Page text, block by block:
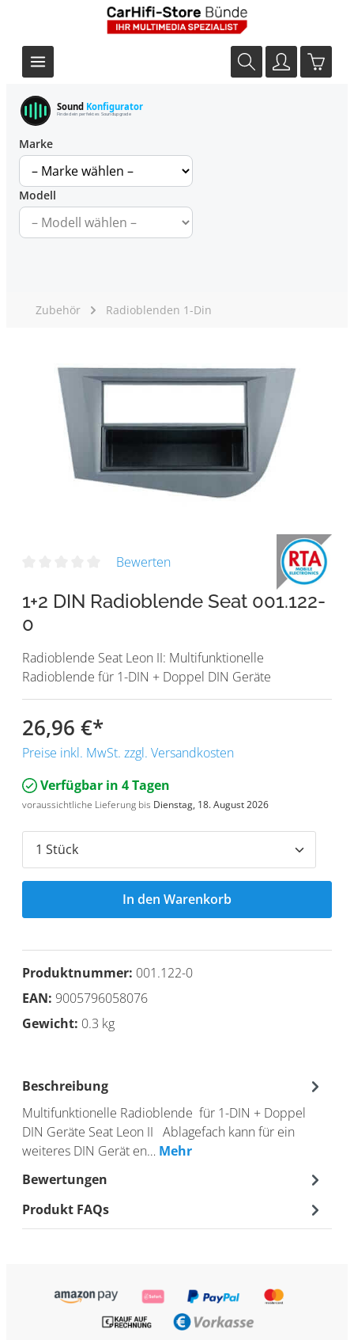
Sound Konfigurator
Finde dein perfektes Soundupgrade
Marke
Modell
Zubehör Radioblenden 1-Din
Bewerten
1+2 DIN Radioblende Seat 001.122-
0
Radioblende Seat Leon II: Multifunktionelle
Radioblende für 1-DIN + Doppel DIN Geräte
26,96 €*
Preise inkl. MwSt. zzgl. Versandkosten
Verfügbar in 4 Tagen
voraussichtliche Lieferung bis Dienstag, 18. August 2026
In den Warenkorb
Produktnummer: 001.122-0
EAN: 9005796058076
Gewicht: 0.3 kg
Beschreibung
Multifunktionelle Radioblende für 1-DIN + Doppel
DIN Geräte Seat Leon II Ablagefach kann für ein
weiteres DIN Gerät en… Mehr
Bewertungen
Produkt FAQs